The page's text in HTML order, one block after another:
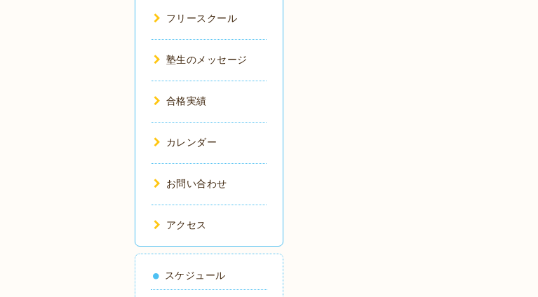
フリースクール
塾生のメッセージ
合格実績
カレンダー
お問い合わせ
アクセス
スケジュール